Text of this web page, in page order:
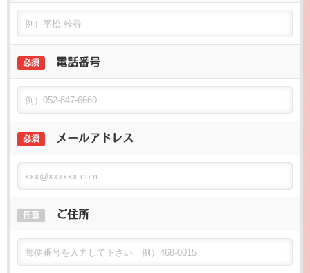
必須 電話番号
必須 メールアドレス
任意 ご住所